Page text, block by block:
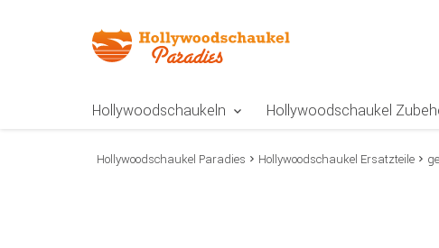
Hollywoodschaukeln Hollywoodschaukel
Hollywoodschaukel Paradies Hollywoodschaukel Ersatzteile